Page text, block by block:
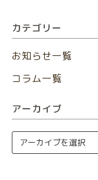
カテゴリー
お知らせ一覧
コラム一覧
アーカイブ